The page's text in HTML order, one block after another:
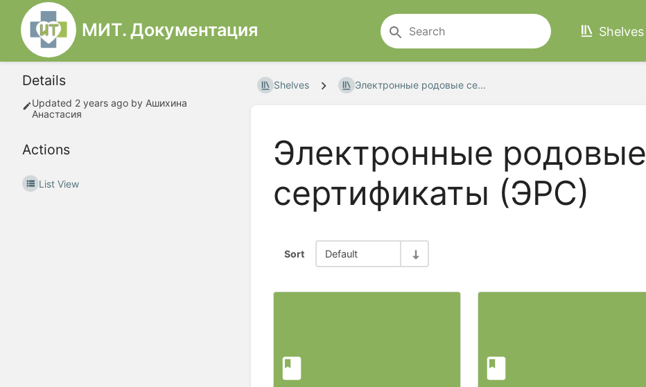
МИТ. Документация Shelves
Details
Updated 2 years ago by Ашихина
Анастасия
Actions
List View
Shelves Электронные родовые се...
Электронные родовые
сертификаты (ЭРС)
Sort Default